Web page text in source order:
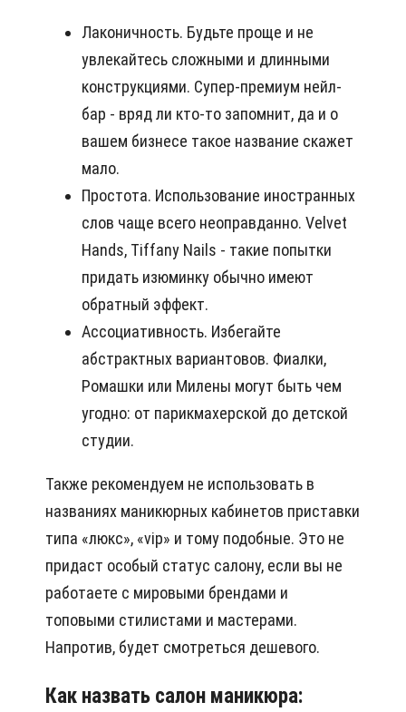
Лаконичность. Будьте проще и не
увлекайтесь сложными и длинными
конструкциями. Супер-премиум нейл-
бар - вряд ли кто-то запомнит, да и о
вашем бизнесе такое название скажет
мало.
Простота. Использование иностранных
слов чаще всего неоправданно. Velvet
Hands, Tiffany Nails - такие попытки
придать изюминку обычно имеют
обратный эффект.
Ассоциативность. Избегайте
абстрактных вариантовов. Фиалки,
Ромашки или Милены могут быть чем
угодно: от парикмахерской до детской
студии.
Также рекомендуем не использовать в
названиях маникюрных кабинетов приставки
типа «люкс», «vip» и тому подобные. Это не
придаст особый статус салону, если вы не
работаете с мировыми брендами и
топовыми стилистами и мастерами.
Напротив, будет смотреться дешевого.
Как назвать салон маникюра: